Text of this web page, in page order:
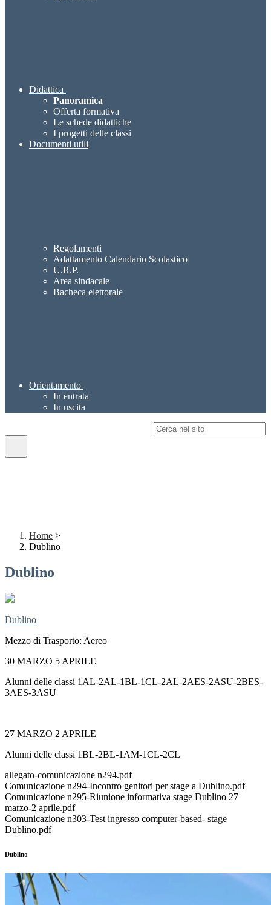
Didattica
Panoramica
Offerta formativa
Le schede didattiche
I progetti delle classi
Documenti utili
Regolamenti
Adattamento Calendario Scolastico
U.R.P.
Area sindacale
Bacheca elettorale
Orientamento
In entrata
In uscita
Home >
Dublino
Dublino
Dublino
Mezzo di Trasporto: Aereo
30 MARZO 5 APRILE
Alunni delle classi 1AL-2AL-1BL-1CL-2AL-2AES-2ASU-2BES-
3AES-3ASU
27 MARZO 2 APRILE
Alunni delle classi 1BL-2BL-1AM-1CL-2CL
allegato-comunicazione n294.pdf
Comunicazione n294-Incontro genitori per stage a Dublino.pdf
Comunicazione n295-Riunione informativa stage Dublino 27
marzo-2 aprile.pdf
Comunicazione n303-Test ingresso computer-based- stage
Dublino.pdf
Dublino